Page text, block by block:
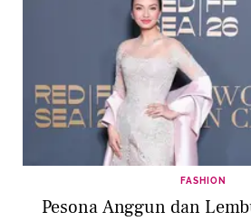
FASHION
Pesona Anggun dan